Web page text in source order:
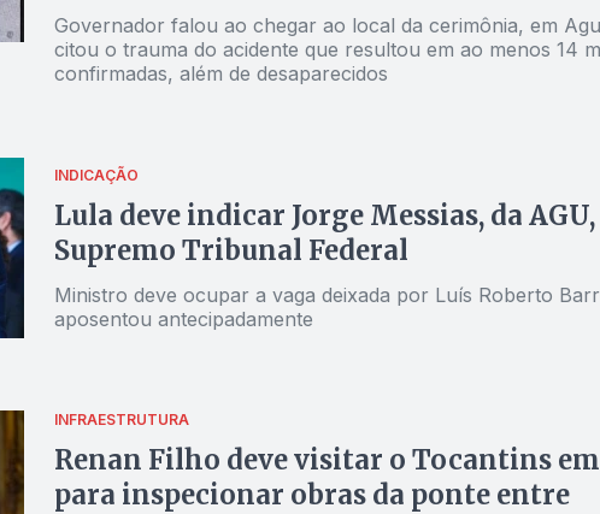
Governador falou ao chegar ao local da cerimônia, em
citou o trauma do acidente que resultou em ao menos 14
confirmadas, além de desaparecidos
INDICAÇÃO
Lula deve indicar Jorge Messias, da
Supremo Tribunal Federal
Ministro deve ocupar a vaga deixada por Luís Roberto
aposentou antecipadamente
INFRAESTRUTURA
Renan Filho deve visitar o Tocantins
para inspecionar obras da ponte entre